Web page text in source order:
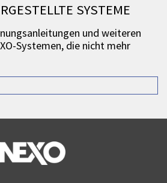
SYSTEME
und weiteren
Systemen, die nicht mehr